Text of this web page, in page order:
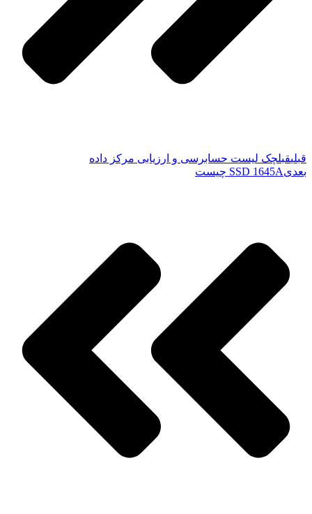
قبلیقبلچک لیست حسابرسی و ارزیابی مرکز داده
بعدیSSD 1645A چیست